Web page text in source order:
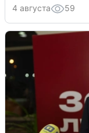
4 августа 59